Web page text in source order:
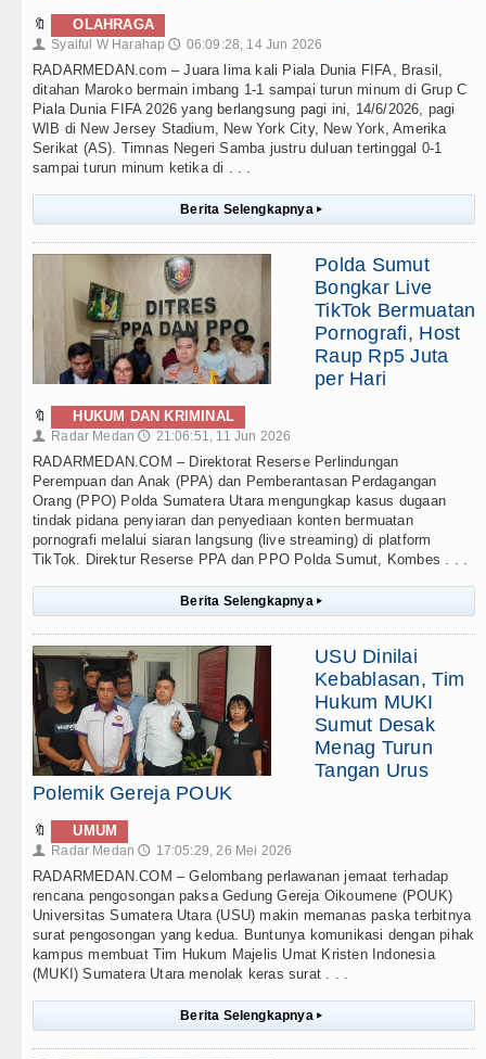
🔖 OLAHRAGA
👤 Syaiful W Harahap 🕔 06:09:28, 14 Jun 2026
RADARMEDAN.com – Juara lima kali Piala Dunia FIFA, Brasil,
ditahan Maroko bermain imbang 1-1 sampai turun minum di Grup C
Piala Dunia FIFA 2026 yang berlangsung pagi ini, 14/6/2026, pagi
WIB di New Jersey Stadium, New York City, New York, Amerika
Serikat (AS). Timnas Negeri Samba justru duluan tertinggal 0-1
sampai turun minum ketika di . . .
Berita Selengkapnya ▸
Polda Sumut
Bongkar Live
TikTok Bermuatan
Pornografi, Host
Raup Rp5 Juta
per Hari
🔖 HUKUM DAN KRIMINAL
👤 Radar Medan 🕔 21:06:51, 11 Jun 2026
RADARMEDAN.COM – Direktorat Reserse Perlindungan
Perempuan dan Anak (PPA) dan Pemberantasan Perdagangan
Orang (PPO) Polda Sumatera Utara mengungkap kasus dugaan
tindak pidana penyiaran dan penyediaan konten bermuatan
pornografi melalui siaran langsung (live streaming) di platform
TikTok. Direktur Reserse PPA dan PPO Polda Sumut, Kombes . . .
Berita Selengkapnya ▸
USU Dinilai
Kebablasan, Tim
Hukum MUKI
Sumut Desak
Menag Turun
Tangan Urus
Polemik Gereja POUK
🔖 UMUM
👤 Radar Medan 🕔 17:05:29, 26 Mei 2026
RADARMEDAN.COM – Gelombang perlawanan jemaat terhadap
rencana pengosongan paksa Gedung Gereja Oikoumene (POUK)
Universitas Sumatera Utara (USU) makin memanas paska terbitnya
surat pengosongan yang kedua. Buntunya komunikasi dengan pihak
kampus membuat Tim Hukum Majelis Umat Kristen Indonesia
(MUKI) Sumatera Utara menolak keras surat . . .
Berita Selengkapnya ▸